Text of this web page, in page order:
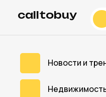
calltobuy
Новости и